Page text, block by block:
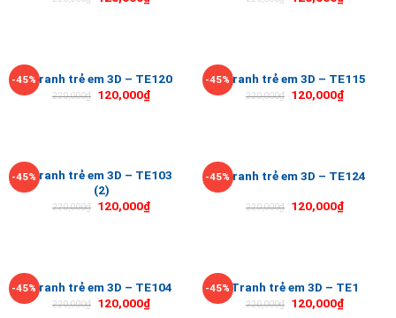
-45%Tranh trẻ em 3D – TE120
220,000₫ 120,000₫
-45%Tranh trẻ em 3D – TE115
220,000₫ 120,000₫
-45%Tranh trẻ em 3D – TE103
(2)
220,000₫ 120,000₫
-45%Tranh trẻ em 3D – TE124
220,000₫ 120,000₫
-45%Tranh trẻ em 3D – TE104
220,000₫ 120,000₫
-45% Tranh trẻ em 3D – TE1
220,000₫ 120,000₫